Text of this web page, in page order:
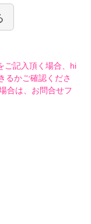
ご記入頂く場合、hi
るかご確認くださ
合は、お問合せフ